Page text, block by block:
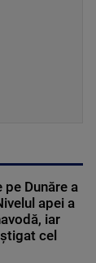
pe Dunăre a
apei a
iar
cel